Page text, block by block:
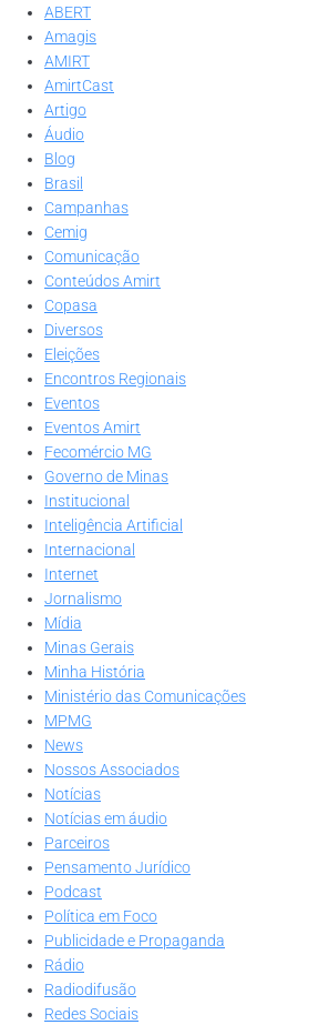
ABERT
Amagis
AMIRT
AmirtCast
Artigo
Áudio
Blog
Brasil
Campanhas
Cemig
Comunicação
Conteúdos Amirt
Copasa
Diversos
Eleições
Encontros Regionais
Eventos
Eventos Amirt
Fecomércio MG
Governo de Minas
Institucional
Inteligência Artificial
Internacional
Internet
Jornalismo
Mídia
Minas Gerais
Minha História
Ministério das Comunicações
MPMG
News
Nossos Associados
Notícias
Notícias em áudio
Parceiros
Pensamento Jurídico
Podcast
Política em Foco
Publicidade e Propaganda
Rádio
Radiodifusão
Redes Sociais